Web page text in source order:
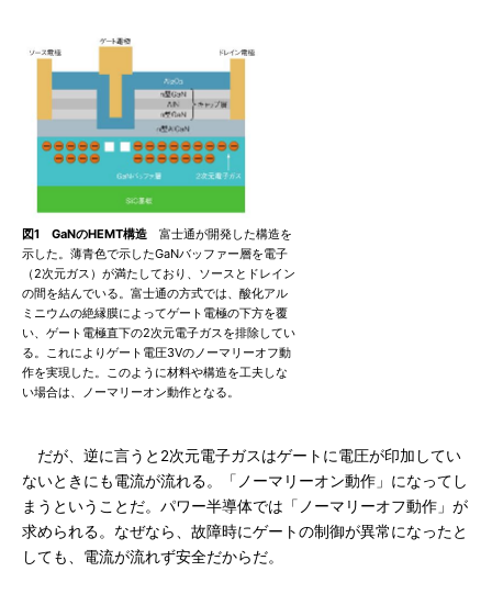
図1 GaNのHEMT構造 富士通が開発した構造を
示した。薄青色で示したGaNバッファー層を電子
（2次元ガス）が満たしており、ソースとドレイン
の間を結んでいる。富士通の方式では、酸化アル
ミニウムの絶縁膜によってゲート電極の下方を覆
い、ゲート電極直下の2次元電子ガスを排除してい
る。これによりゲート電圧3Vのノーマリーオフ動
作を実現した。このように材料や構造を工夫しな
い場合は、ノーマリーオン動作となる。
だが、逆に言うと2次元電子ガスはゲートに電圧が印加してい
ないときにも電流が流れる。「ノーマリーオン動作」になってし
まうということだ。パワー半導体では「ノーマリーオフ動作」が
求められる。なぜなら、故障時にゲートの制御が異常になったと
しても、電流が流れず安全だからだ。